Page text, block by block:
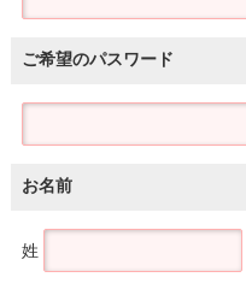
ご希望のパスワード
お名前
姓